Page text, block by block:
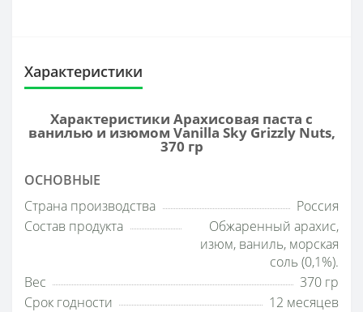
Характеристики
Характеристики Арахисовая паста с
ванилью и изюмом Vanilla Sky Grizzly Nuts,
370 гр
ОСНОВНЫЕ
Страна производства
Россия
Состав продукта
Обжаренный арахис,
изюм, ваниль, морская
соль (0,1%).
Вес
370 гр
Срок годности
12 месяцев